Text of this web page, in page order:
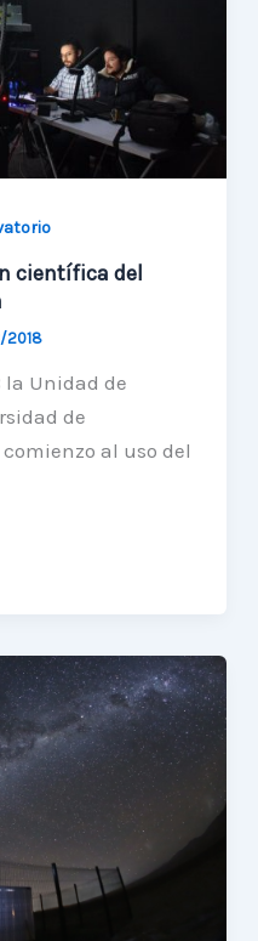
científica del
2018
la Unidad de
de
al uso del